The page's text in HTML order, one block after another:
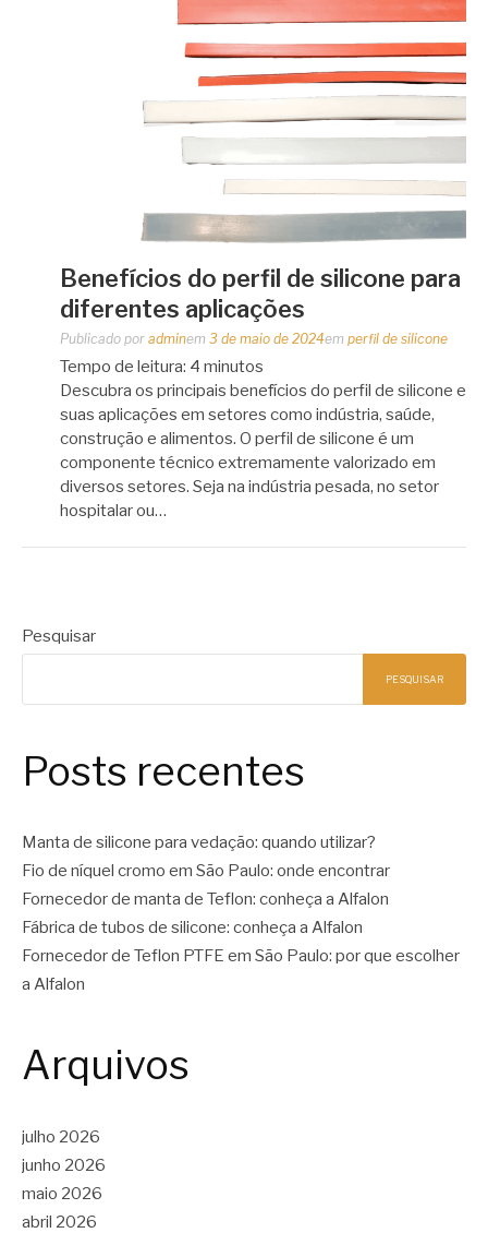
Benefícios do perfil de silicone para
diferentes aplicações
Publicado por adminem 3 de maio de 2024em perfil de silicone
Tempo de leitura: 4 minutos
Descubra os principais benefícios do perfil de silicone e
suas aplicações em setores como indústria, saúde,
construção e alimentos. O perfil de silicone é um
componente técnico extremamente valorizado em
diversos setores. Seja na indústria pesada, no setor
hospitalar ou…
Pesquisar
PESQUISAR
Posts recentes
Manta de silicone para vedação: quando utilizar?
Fio de níquel cromo em São Paulo: onde encontrar
Fornecedor de manta de Teflon: conheça a Alfalon
Fábrica de tubos de silicone: conheça a Alfalon
Fornecedor de Teflon PTFE em São Paulo: por que escolher
a Alfalon
Arquivos
julho 2026
junho 2026
maio 2026
abril 2026